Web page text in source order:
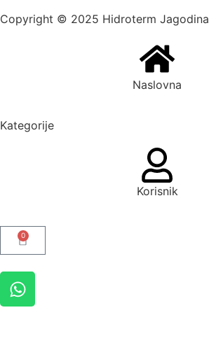
Copyright © 2025 Hidroterm Jagodina
Naslovna
Kategorije
Korisnik
0